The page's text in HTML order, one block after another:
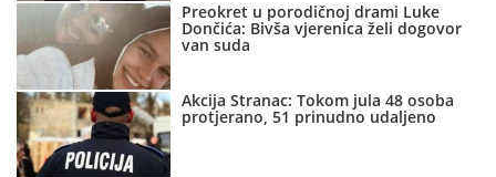
Preokret u porodičnoj drami Luke
Dončića: Bivša vjerenica želi dogovor
van suda
Akcija Stranac: Tokom jula 48 osoba
protjerano, 51 prinudno udaljeno